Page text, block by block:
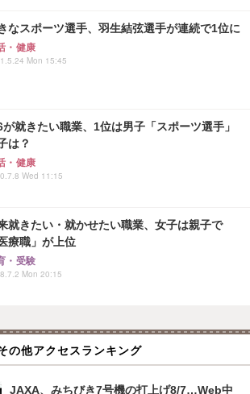
なスポーツ選手、羽生結弦選手が連続で1位に
・健康
Mon 15:45
が就きたい職業、1位は男子「スポーツ選手」
は？
・健康
Wed 11:15
就きたい・就かせたい職業、女子は親子で
医療職」が上位
・受験
Mon 20:15
の他アクセスランキング
JAXA、みちびき7号機の打上げ8/7…Web中